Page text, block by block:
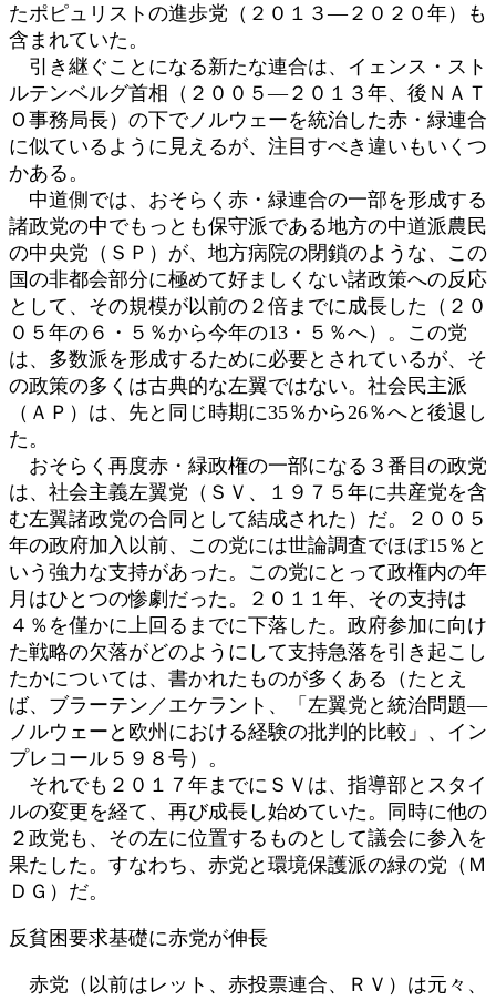
たポピュリストの進歩党（２０１３―２０２０年）も
含まれていた。
引き継ぐことになる新たな連合は、イェンス・スト
ルテンベルグ首相（２００５―２０１３年、後ＮＡＴ
Ｏ事務局長）の下でノルウェーを統治した赤・緑連合
に似ているように見えるが、注目すべき違いもいくつ
かある。
中道側では、おそらく赤・緑連合の一部を形成する
諸政党の中でもっとも保守派である地方の中道派農民
の中央党（ＳＰ）が、地方病院の閉鎖のような、この
国の非都会部分に極めて好ましくない諸政策への反応
として、その規模が以前の２倍までに成長した（２０
０５年の６・５％から今年の13・５％へ）。この党
は、多数派を形成するために必要とされているが、そ
の政策の多くは古典的な左翼ではない。社会民主派
（ＡＰ）は、先と同じ時期に35％から26％へと後退し
た。
おそらく再度赤・緑政権の一部になる３番目の政党
は、社会主義左翼党（ＳＶ、１９７５年に共産党を含
む左翼諸政党の合同として結成された）だ。２００５
年の政府加入以前、この党には世論調査でほぼ15％と
いう強力な支持があった。この党にとって政権内の年
月はひとつの惨劇だった。２０１１年、その支持は
４％を僅かに上回るまでに下落した。政府参加に向け
た戦略の欠落がどのようにして支持急落を引き起こし
たかについては、書かれたものが多くある（たとえ
ば、ブラーテン／エケラント、「左翼党と統治問題―
ノルウェーと欧州における経験の批判的比較」、イン
プレコール５９８号）。
それでも２０１７年までにＳＶは、指導部とスタイ
ルの変更を経て、再び成長し始めていた。同時に他の
２政党も、その左に位置するものとして議会に参入を
果たした。すなわち、赤党と環境保護派の緑の党（Ｍ
ＤＧ）だ。
反貧困要求基礎に赤党が伸長
赤党（以前はレット、赤投票連合、ＲＶ）は元々、